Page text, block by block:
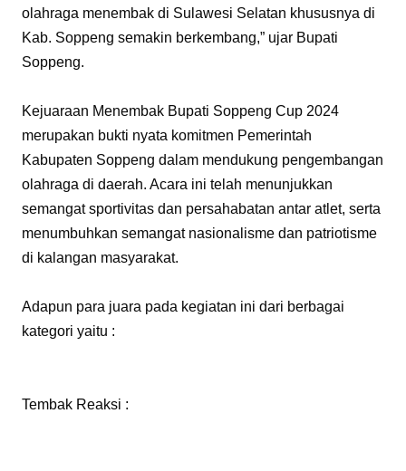
olahraga menembak di Sulawesi Selatan khususnya di
Kab. Soppeng semakin berkembang,” ujar Bupati
Soppeng.
Kejuaraan Menembak Bupati Soppeng Cup 2024
merupakan bukti nyata komitmen Pemerintah
Kabupaten Soppeng dalam mendukung pengembangan
olahraga di daerah. Acara ini telah menunjukkan
semangat sportivitas dan persahabatan antar atlet, serta
menumbuhkan semangat nasionalisme dan patriotisme
di kalangan masyarakat.
Adapun para juara pada kegiatan ini dari berbagai
kategori yaitu :
Tembak Reaksi :